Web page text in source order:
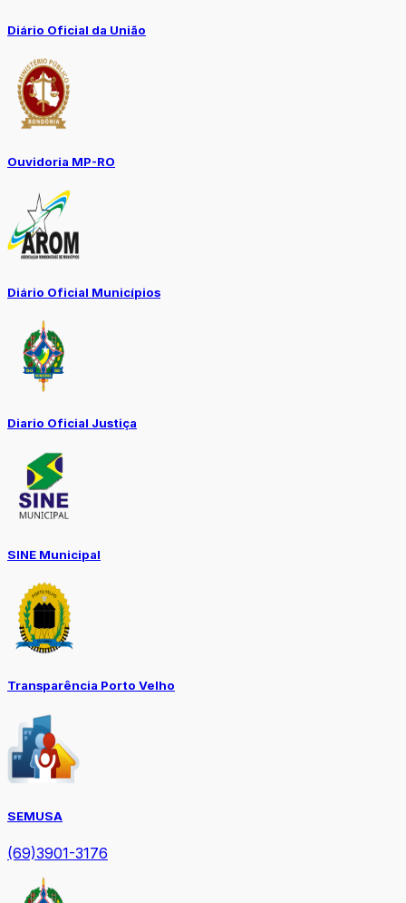
Diário Oficial da União
Ouvidoria MP-RO
Diário Oficial Municípios
Diario Oficial Justiça
SINE Municipal
Transparência Porto Velho
SEMUSA
(69)3901-3176